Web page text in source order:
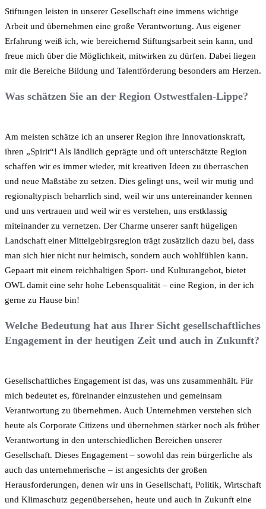
Stiftungen leisten in unserer Gesellschaft eine immens wichtige
Arbeit und übernehmen eine große Verantwortung. Aus eigener
Erfahrung weiß ich, wie bereichernd Stiftungsarbeit sein kann, und
freue mich über die Möglichkeit, mitwirken zu dürfen. Dabei liegen
mir die Bereiche Bildung und Talentförderung besonders am Herzen.
Was schätzen Sie an der Region Ostwestfalen-Lippe?
Am meisten schätze ich an unserer Region ihre Innovationskraft,
ihren „Spirit“! Als ländlich geprägte und oft unterschätzte Region
schaffen wir es immer wieder, mit kreativen Ideen zu überraschen
und neue Maßstäbe zu setzen. Dies gelingt uns, weil wir mutig und
regionaltypisch beharrlich sind, weil wir uns untereinander kennen
und uns vertrauen und weil wir es verstehen, uns erstklassig
miteinander zu vernetzen. Der Charme unserer sanft hügeligen
Landschaft einer Mittelgebirgsregion trägt zusätzlich dazu bei, dass
man sich hier nicht nur heimisch, sondern auch wohlfühlen kann.
Gepaart mit einem reichhaltigen Sport- und Kulturangebot, bietet
OWL damit eine sehr hohe Lebensqualität – eine Region, in der ich
gerne zu Hause bin!
Welche Bedeutung hat aus Ihrer Sicht gesellschaftliches
Engagement in der heutigen Zeit und auch in Zukunft?
Gesellschaftliches Engagement ist das, was uns zusammenhält. Für
mich bedeutet es, füreinander einzustehen und gemeinsam
Verantwortung zu übernehmen. Auch Unternehmen verstehen sich
heute als Corporate Citizens und übernehmen stärker noch als früher
Verantwortung in den unterschiedlichen Bereichen unserer
Gesellschaft. Dieses Engagement – sowohl das rein bürgerliche als
auch das unternehmerische – ist angesichts der großen
Herausforderungen, denen wir uns in Gesellschaft, Politik, Wirtschaft
und Klimaschutz gegenübersehen, heute und auch in Zukunft eine